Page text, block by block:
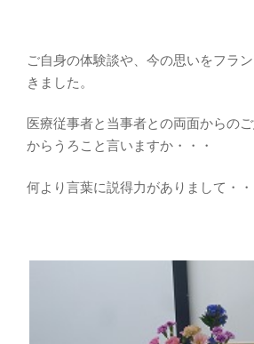
ご自身の体験談や、今の思いをフラ
きました。
医療従事者と当事者との両面からの
からうろこと言いますか・・・
何より言葉に説得力がありまして・・